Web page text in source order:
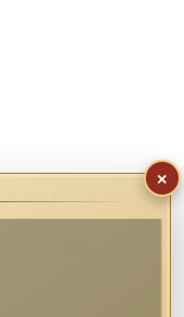
Key DX Việt Hóa
Việt Hóa
×